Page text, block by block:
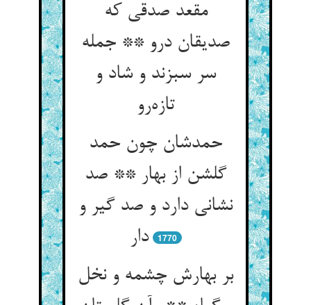
مقعد صدقی که
صدیقان درو ** جمله
سر سبزند و شاد و
تازه‌رو
حمدشان چون حمد
گلشن از بهار ** صد
نشانی دارد و صد گیر و
دار
1770
بر بهارش چشمه و نخل